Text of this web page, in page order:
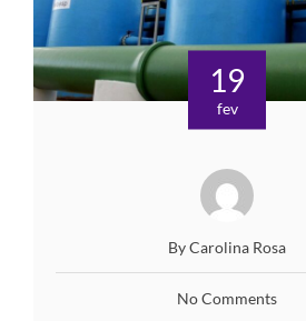
19
fev
By Carolina Rosa
No Comments